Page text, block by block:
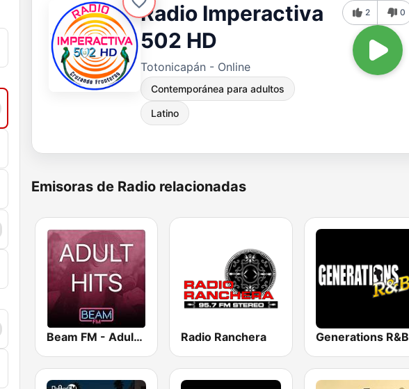
Radio Imperactiva
502 HD
Totonicapán - Online
Contemporánea para adultos
Latino
2 0
Emisoras de Radio relacionadas
Beam FM - Adult Hits Radio Ranchera Generations R&B